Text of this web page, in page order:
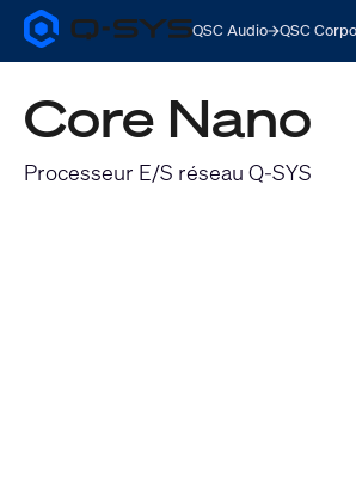
Q-
SYS
Products
Homepage
QSC Audio QSC
Core Nano
Processeur E/S réseau Q-SYS